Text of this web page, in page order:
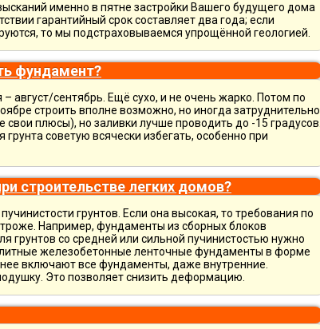
именно в пятне застройки Вашего будущего дома
гарантийный срок составляет два года; если
то мы подстраховываемся упрощённой геологией.
фундамент?
август/сентябрь. Ещё сухо, и не очень жарко. Потом по
строить вполне возможно, но иногда затруднительно.
плюсы), но заливки лучше проводить до -15 градусов.
советую всячески избегать, особенно при
строительстве легких домов?
грунтов. Если она высокая, то требования по
Например, фундаменты из сборных блоков
грунтов со средней или сильной пучинистостью нужно
железобетонные ленточные фундаменты в форме
включают все фундаменты, даже внутренние.
Это позволяет снизить деформацию.